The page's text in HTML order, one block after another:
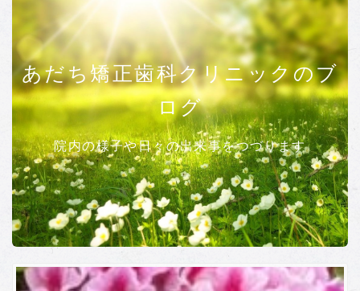
あだち矯正歯科クリニックのブ
ログ
院内の様子や日々の出来事をつづります